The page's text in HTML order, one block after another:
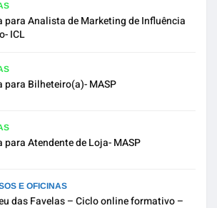
para Analista de Marketing de Influência
ICL
para Bilheteiro(a)- MASP
para Atendente de Loja- MASP
E OFICINAS
das Favelas – Ciclo online formativo –